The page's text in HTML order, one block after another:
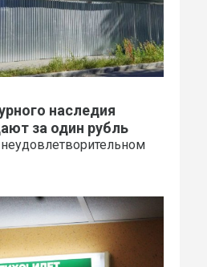
наследия
за один рубль